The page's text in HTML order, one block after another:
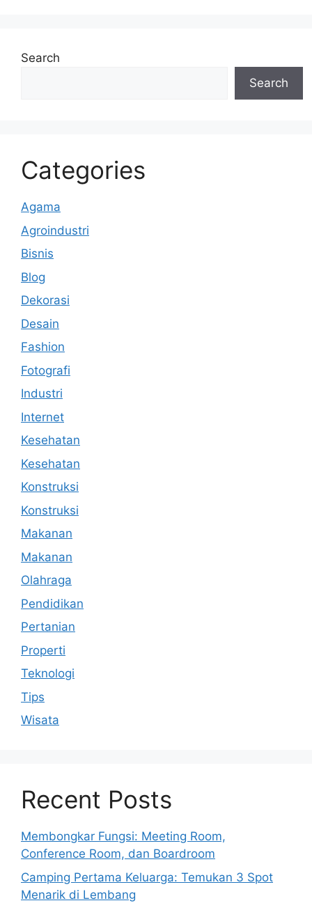
Search
Search
Categories
Agama
Agroindustri
Bisnis
Blog
Dekorasi
Desain
Fashion
Fotografi
Industri
Internet
Kesehatan
Kesehatan
Konstruksi
Konstruksi
Makanan
Makanan
Olahraga
Pendidikan
Pertanian
Properti
Teknologi
Tips
Wisata
Recent Posts
Membongkar Fungsi: Meeting Room,
Conference Room, dan Boardroom
Camping Pertama Keluarga: Temukan 3 Spot
Menarik di Lembang